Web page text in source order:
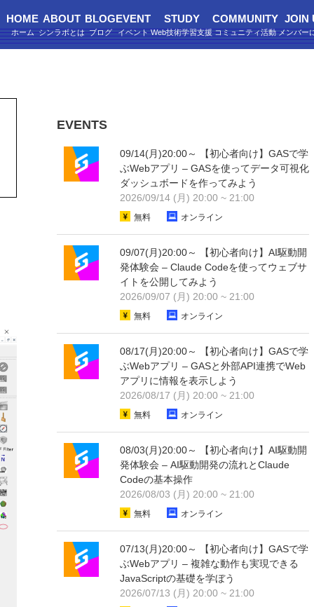
HOME ABOUT BLOGEVENT STUDY COMMUNITY JOIN
EVENTS
09/14(月)20:00～ 【初心者向け】GASで学
ぶWebアプリ – GASを使ってデータ可視化
ダッシュボードを作ってみよう
2026/09/14 (月) 20:00 ~ 21:00
無料 オンライン
09/07(月)20:00～ 【初心者向け】AI駆動開
発体験会 – Claude Codeを使ってウェブサ
イトを公開してみよう
2026/09/07 (月) 20:00 ~ 21:00
無料 オンライン
08/17(月)20:00～ 【初心者向け】GASで学
ぶWebアプリ – GASと外部API連携でWeb
アプリに情報を表示しよう
2026/08/17 (月) 20:00 ~ 21:00
無料 オンライン
08/03(月)20:00～ 【初心者向け】AI駆動開
発体験会 – AI駆動開発の流れとClaude
Codeの基本操作
2026/08/03 (月) 20:00 ~ 21:00
無料 オンライン
07/13(月)20:00～ 【初心者向け】GASで学
ぶWebアプリ – 複雑な動作も実現できる
JavaScriptの基礎を学ぼう
2026/07/13 (月) 20:00 ~ 21:00